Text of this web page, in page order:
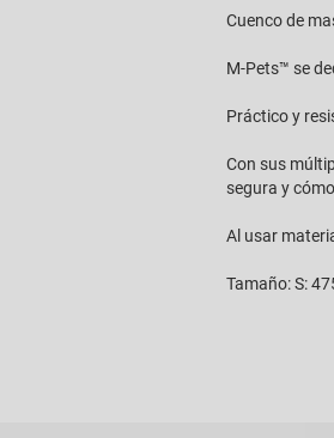
Cuenco de
M-Pets™ se
Práctico y
Con sus
segura y
Al usar
Tamaño: S: